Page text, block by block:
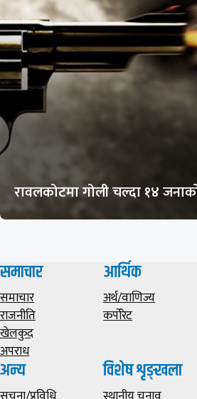
रावलकोटमा गोली चल्दा १४
समाचार
समाचार
राजनीति
खेलकुद
अपराध
आर्थिक
अर्थ/वाणिज्य
कर्पोरेट
अन्य विशेष शृङ्खला